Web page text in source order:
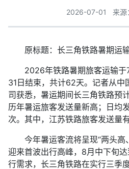
2026-07-01 来源
原标题：长三角铁路暑期运
2026年铁路暑期旅客运输于7
31日结束，共计62天。记者从中
司获悉，暑运期间长三角铁路预
历年暑运旅客发送量新高；日均
次。其中，江苏铁路旅客发送量
今年暑运客流将呈现“两头高
迎来首波出行高峰，8月中下旬
行需求，长三角铁路在实行三季